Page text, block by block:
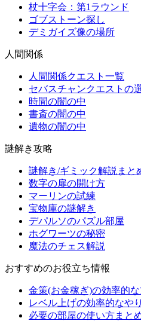
杖十字会：第1ラウンド
ゴブストーン探し
デミガイズ像の場所
人間関係
人間関係クエスト一覧
セバスチャンクエストの
時間の闇の中
書斎の闇の中
遺物の闇の中
謎解き攻略
謎解き/ギミック解説まと
数字の扉の開け方
マーリンの試練
宝物庫の謎解き
デパルソのパズル部屋
ホグワーツの秘密
魔法のチェス解説
おすすめのお役立ち情報
金策(お金稼ぎ)の効率的
レベル上げの効率的なや
必要の部屋の使い方まと